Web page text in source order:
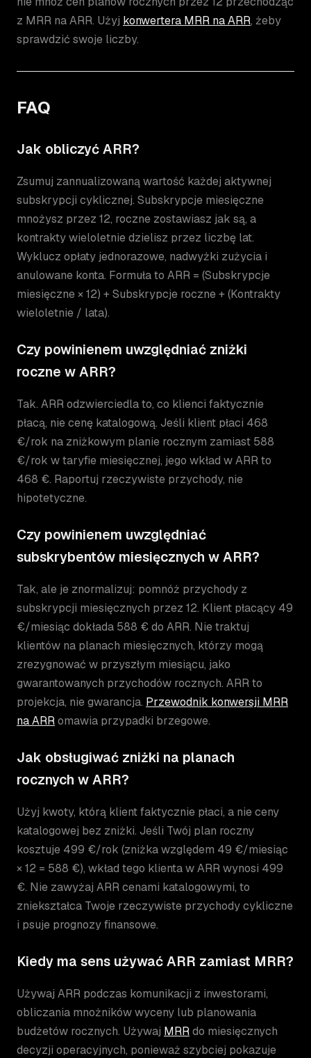
z MRR na ARR. Użyj konwertera MRR na ARR, żeby
sprawdzić swoje liczby.
FAQ
Jak obliczyć ARR?
Zsumuj zannualizowaną wartość każdej aktywnej
subskrypcji cyklicznej. Subskrypcje miesięczne
mnożysz przez 12, roczne zostawiasz jak są, a
kontrakty wieloletnie dzielisz przez liczbę lat.
Wyklucz opłaty jednorazowe, nadwyżki zużycia i
anulowane konta. Formuła to ARR = (Subskrypcje
miesięczne × 12) + Subskrypcje roczne + (Kontrakty
wieloletnie / lata).
Czy powinienem uwzględniać zniżki
roczne w ARR?
Tak. ARR odzwierciedla to, co klienci faktycznie
płacą, nie cenę katalogową. Jeśli klient płaci 468
€/rok na zniżkowym planie rocznym zamiast 588
€/rok w taryfie miesięcznej, jego wkład w ARR to
468 €. Raportuj rzeczywiste przychody, nie
hipotetyczne.
Czy powinienem uwzględniać
subskrybentów miesięcznych w ARR?
Tak, ale je znormalizuj: pomnóż przychody z
subskrypcji miesięcznych przez 12. Klient płacący 49
€/miesiąc dokłada 588 € do ARR. Nie traktuj
klientów na planach miesięcznych, którzy mogą
zrezygnować w przyszłym miesiącu, jako
gwarantowanych przychodów rocznych. ARR to
projekcja, nie gwarancja. Przewodnik konwersji MRR
na ARRomawia przypadki brzegowe.
Jak obsługiwać zniżki na planach
rocznych w ARR?
Użyj kwoty, którą klient faktycznie płaci, a nie ceny
katalogowej bez zniżki. Jeśli Twój plan roczny
kosztuje 499 €/rok (zniżka względem 49 €/miesiąc
× 12 = 588 €), wkład tego klienta w ARR wynosi 499
€. Nie zawyżaj ARR cenami katalogowymi, to
zniekształca Twoje rzeczywiste przychody cykliczne
i psuje prognozy finansowe.
Kiedy ma sens używać ARR zamiast MRR?
Używaj ARR podczas komunikacji z inwestorami,
obliczania mnożników wyceny lub planowania
budżetów rocznych. Używaj MRRdo miesięcznych
decyzji operacyjnych, ponieważ szybciej pokazuje